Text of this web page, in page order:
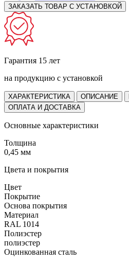
ЗАКАЗАТЬ ТОВАР С УСТАНОВКОЙ
Гарантия 15 лет
на продукцию с установкой
ХАРАКТЕРИСТИКА ОПИСАНИЕ
ОПЛАТА И ДОСТАВКА
Основные характеристики
Толщина
0,45 мм
Цвета и покрытия
Цвет
Покрытие
Основа покрытия
Материал
RAL 1014
Полиэстер
полиэстер
Оцинкованная сталь